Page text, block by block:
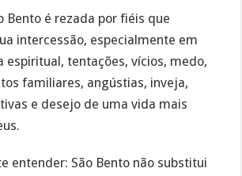
Bento é rezada por fiéis que
intercessão, especialmente em
espiritual, tentações, vícios, medo,
familiares, angústias, inveja,
e desejo de uma vida mais
entender: São Bento não substitui